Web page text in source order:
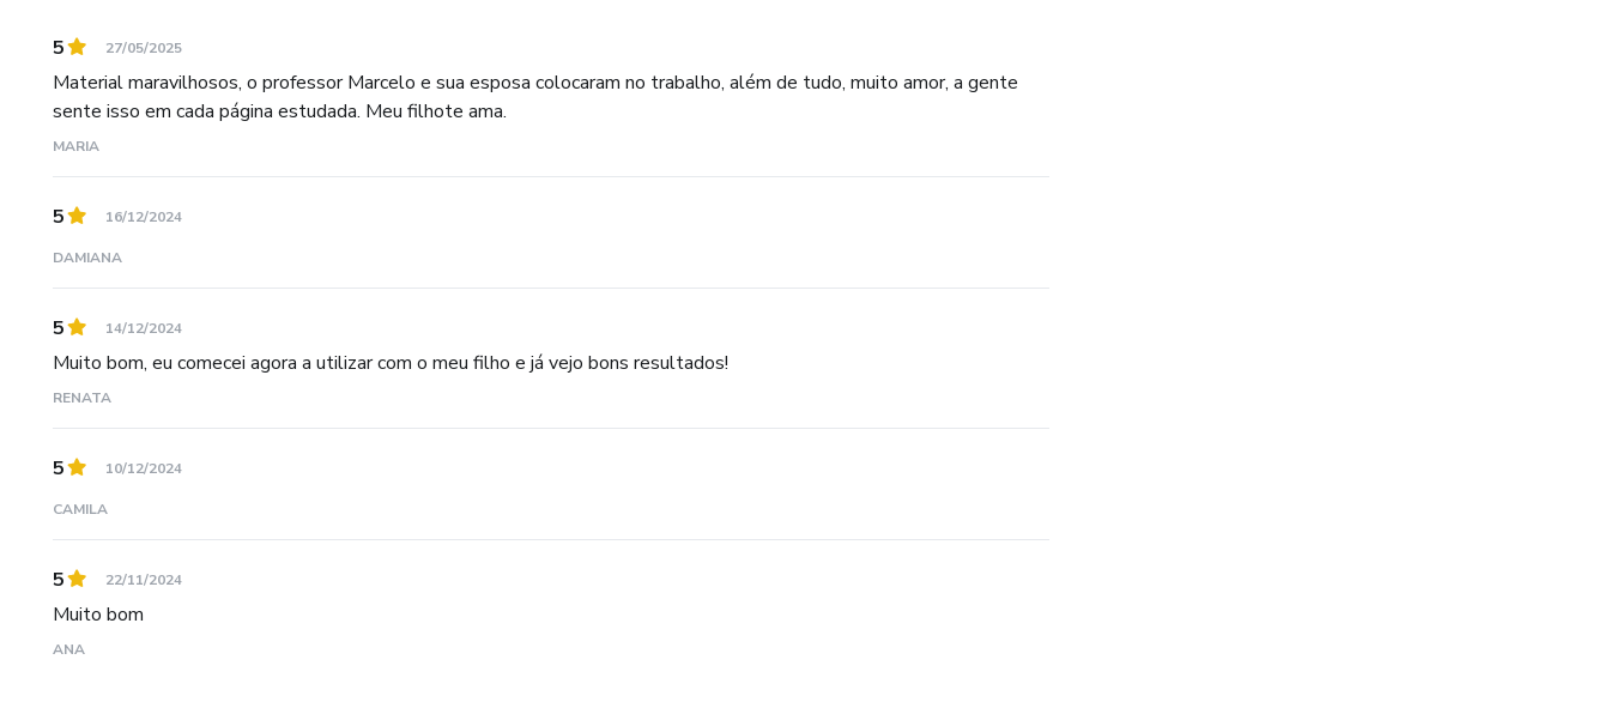
5 27/05/2025
Material maravilhosos, o professor Marcelo e sua esposa colocaram no trabalho, além de tudo, muito amor, a gente
sente isso em cada página estudada. Meu filhote ama.
MARIA
5 16/12/2024
DAMIANA
5 14/12/2024
Muito bom, eu comecei agora a utilizar com o meu filho e já vejo bons resultados!
RENATA
5 10/12/2024
CAMILA
5 22/11/2024
Muito bom
ANA